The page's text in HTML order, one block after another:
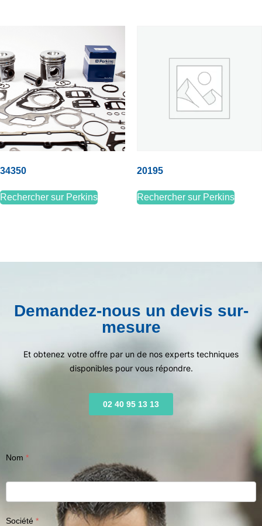
34350
Rechercher sur Perkins
20195
Rechercher sur Perkins
Demandez-nous un devis sur-
mesure
Et obtenez votre offre par un de nos experts techniques
disponibles pour vous répondre.
02 40 95 13 13
Nom
Société